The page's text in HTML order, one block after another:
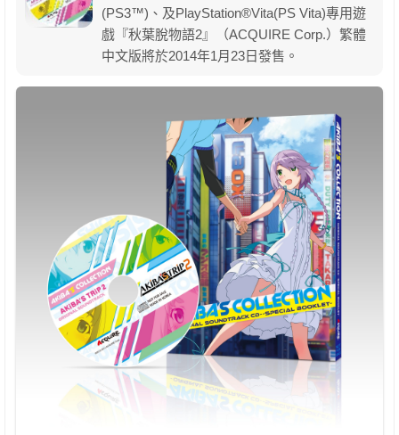
(PS3™)、及PlayStation®Vita(PS Vita)專用遊
戲『秋葉脫物語2』（ACQUIRE Corp.）繁體
中文版將於2014年1月23日發售。